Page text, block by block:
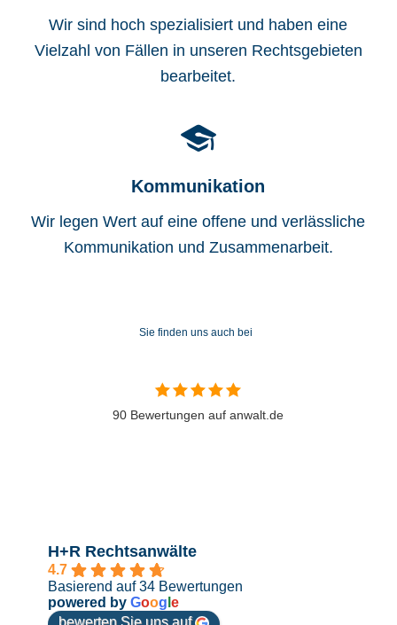
Wir sind hoch spezialisiert und haben eine
Vielzahl von Fällen in unseren Rechtsgebieten
bearbeitet.
Kommunikation
Wir legen Wert auf eine offene und verlässliche
Kommunikation und Zusammenarbeit.
Sie finden uns auch bei
90 Bewertungen auf anwalt.de
H+R Rechtsanwälte
4.7
Basierend auf 34 Bewertungen
powered by Goog e